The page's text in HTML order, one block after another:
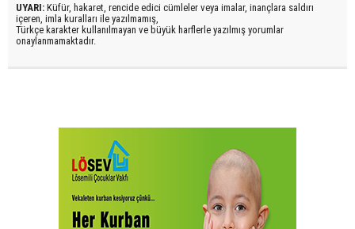
UYARI: Küfür, hakaret, rencide edici cümleler veya imalar, inançlara saldırı
içeren, imla kuralları ile yazılmamış,
Türkçe karakter kullanılmayan ve büyük harflerle yazılmış yorumlar
onaylanmamaktadır.